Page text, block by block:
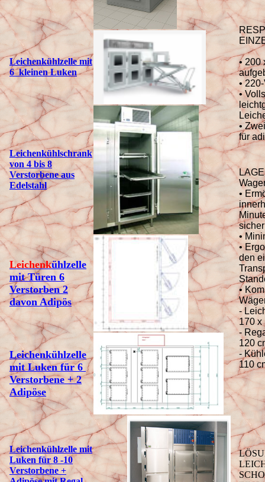
Leichenkühlzelle mit
6 kleinen Luken
Leichenkühlschrank
von 4 bis 8
Verstorbene aus
Edelstahl
Leichenkühlzelle
mit Türen 6
Verstorben 2
davon Adipös
Leichenkühlzelle
mit Luken für 6
Verstorbene + 2
Adipöse
Leichenkühlzelle mit
Luken für 8 -10
Verstorbene +
• 200
•
•
•
für
•
•
•
den
•
-
170 x
-
120
-
110